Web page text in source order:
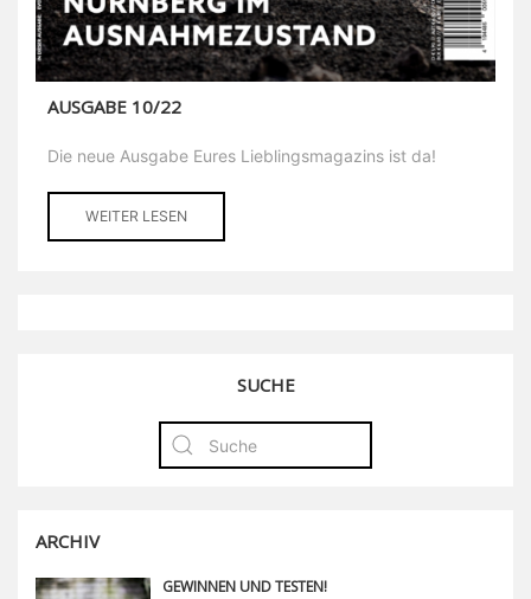
AUSGABE 10/22
Die neue Ausgabe Eures Lieblingsmagazins ist da!
WEITER LESEN
SUCHE
ARCHIV
GEWINNEN UND TESTEN!